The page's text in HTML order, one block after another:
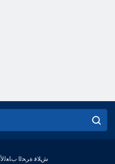
© game-game - ﺵﻼ ﻓ ﺓﺮﺤﻟﺍ ﺏﺎﻌﻟﻷ ﺍ